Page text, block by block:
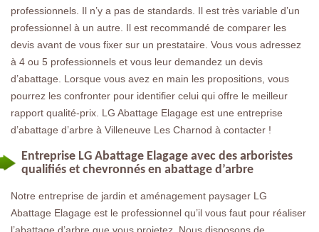
professionnels. Il n’y a pas de standards. Il est très variable d’un
professionnel à un autre. Il est recommandé de comparer les
devis avant de vous fixer sur un prestataire. Vous vous adressez
à 4 ou 5 professionnels et vous leur demandez un devis
d’abattage. Lorsque vous avez en main les propositions, vous
pourrez les confronter pour identifier celui qui offre le meilleur
rapport qualité-prix. LG Abattage Elagage est une entreprise
d’abattage d’arbre à Villeneuve Les Charnod à contacter !
Entreprise LG Abattage Elagage avec des arboristes
qualifiés et chevronnés en abattage d’arbre
Notre entreprise de jardin et aménagement paysager LG
Abattage Elagage est le professionnel qu’il vous faut pour réaliser
l’abattage d’arbre que vous projetez. Nous disposons de